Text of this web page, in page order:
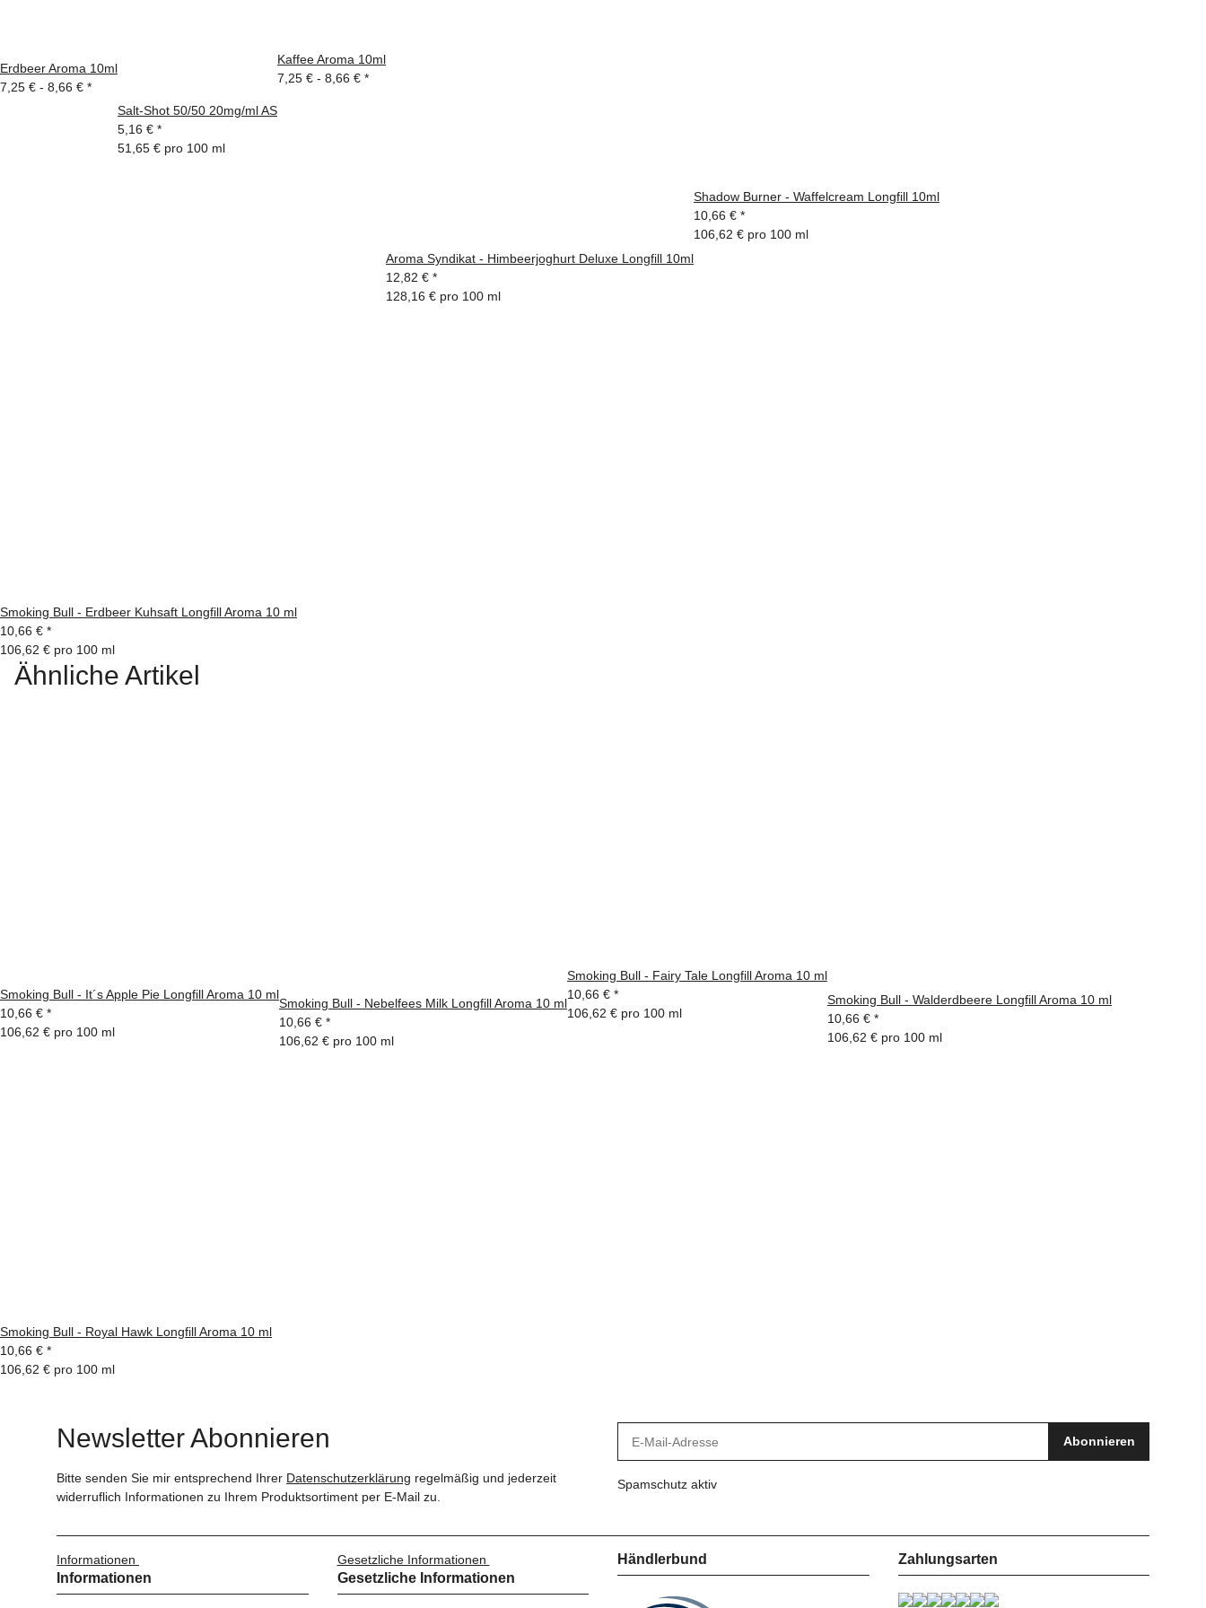
Erdbeer Aroma 10ml
7,25 € - 8,66 € *
Salt-Shot 50/50 20mg/ml AS
5,16 € *
51,65 € pro 100 ml
Kaffee Aroma 10ml
7,25 € - 8,66 € *
Aroma Syndikat - Himbeerjoghurt Deluxe Longfill 10ml
12,82 € *
128,16 € pro 100 ml
Shadow Burner - Waffelcream Longfill 10ml
10,66 € *
106,62 € pro 100 ml
Smoking Bull - Erdbeer Kuhsaft Longfill Aroma 10 ml
10,66 € *
106,62 € pro 100 ml
Ähnliche Artikel
Smoking Bull - It´s Apple Pie Longfill Aroma 10 ml
10,66 € *
106,62 € pro 100 ml
Smoking Bull - Nebelfees Milk Longfill Aroma 10 ml
10,66 € *
106,62 € pro 100 ml
Smoking Bull - Fairy Tale Longfill Aroma 10 ml
10,66 € *
106,62 € pro 100 ml
Smoking Bull - Walderdbeere Longfill Aroma 10 ml
10,66 € *
106,62 € pro 100 ml
Smoking Bull - Royal Hawk Longfill Aroma 10 ml
10,66 € *
106,62 € pro 100 ml
Newsletter Abonnieren
Bitte senden Sie mir entsprechend Ihrer Datenschutzerklärung regelmäßig und jederzeit
widerruflich Informationen zu Ihrem Produktsortiment per E-Mail zu.
Abonnieren
Spamschutz aktiv
Informationen
Informationen
Gesetzliche Informationen
Gesetzliche Informationen
Händlerbund Zahlungsarten